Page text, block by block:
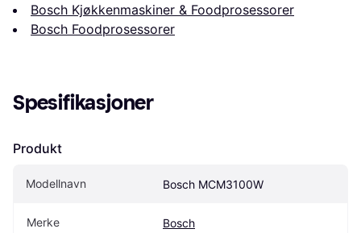
Bosch Kjøkkenmaskiner & Foodprosessorer
Bosch Foodprosessorer
Spesifikasjoner
Produkt
Modellnavn Bosch MCM3100W
Merke Bosch